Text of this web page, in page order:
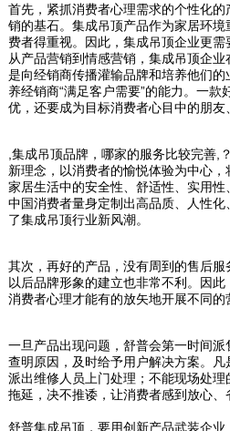
首先，紧抓消费者心理需求的个性化
销的基石。集成吊顶产品作为家居环
费者得重视。因此，集成吊顶企业更需
从产品营销到情感营销，集成吊顶企
是向经销商传播灌输品牌和培养他们
养经销商“满足客户需要”的能力。一款
优，还要成为目标消费者心目中的朋友
,集成吊顶品牌，哪家的服务比较完善,
新理念，以消费者的愉悦体验为中心
家居生活中的安全性、舒适性、实用
中国消费者量身定制出高品质、人性
了集成吊顶行业新风潮。
其次，再好的产品，没有周到的售后
以后品牌形象的建立也非常不利。因
消费者心理才能有的放矢地开展不同的
一旦产品出现问题，舒普会第一时间派
查明原因，及时给予用户解决方案。
派出维修人员上门处理；不能现场处
拖延，决不推诿，让消费者感到放心、
舒普集成吊顶，要用创新产品武装企